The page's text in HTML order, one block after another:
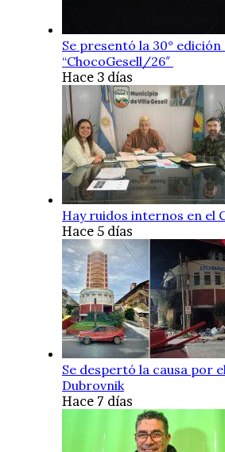
Se presentó la 30° edición
“ChocoGesell/26″
Hace 3 días
Hay ruidos internos en el
Hace 5 días
Se despertó la causa por
Dubrovnik
Hace 7 días